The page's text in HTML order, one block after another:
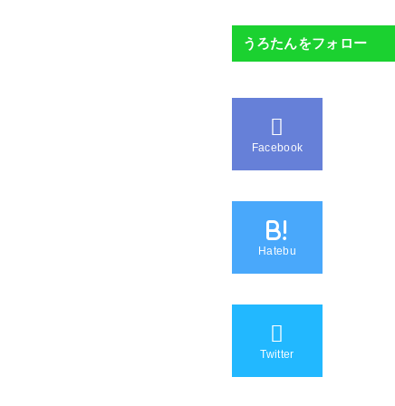
うろたんをフォロー
Facebook
B!
Hatebu
Twitter